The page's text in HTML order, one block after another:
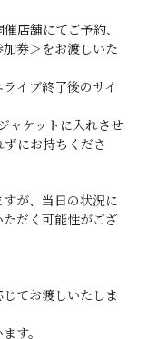
店舗にてご予約、
券＞をお渡しいた
イブ終了後のサイ
ャケットに入れさせ
にお持ちくださ
が、当日の状況に
だく可能性がござ
てお渡しいたしま
す。